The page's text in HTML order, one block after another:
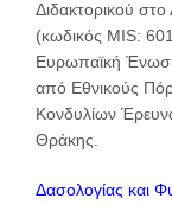
Διδακτορικού
(κωδικός MIS:
Ευρωπαϊκή
από Εθνικούς
Κονδυλίων
Θράκης.
Δασολογίας και